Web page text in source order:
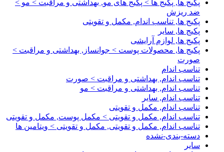
پکیج ها, پکیج ها > پکیج های مو, بهداشتی و مراقبت > مو >
ضد ریزش
پکیج ها, تناسب اندام, مکمل و تقویتی
پکیج ها, سایر
پکیج ها, لوازم آرایشی
پکیج ها, محصولات پوست > جوانساز, بهداشتی و مراقبت >
صورت
تناسب اندام
تناسب اندام, بهداشتی و مراقبت > صورت
تناسب اندام, بهداشتی و مراقبت > مو
تناسب اندام, سایر
تناسب اندام, مکمل و تقویتی
تناسب اندام, مکمل و تقویتی > مکمل پوست, مکمل و تقویتی
تناسب اندام, مکمل و تقویتی, مکمل و تقویتی > ویتامین ها
دسته-بندی-نشده
سایر